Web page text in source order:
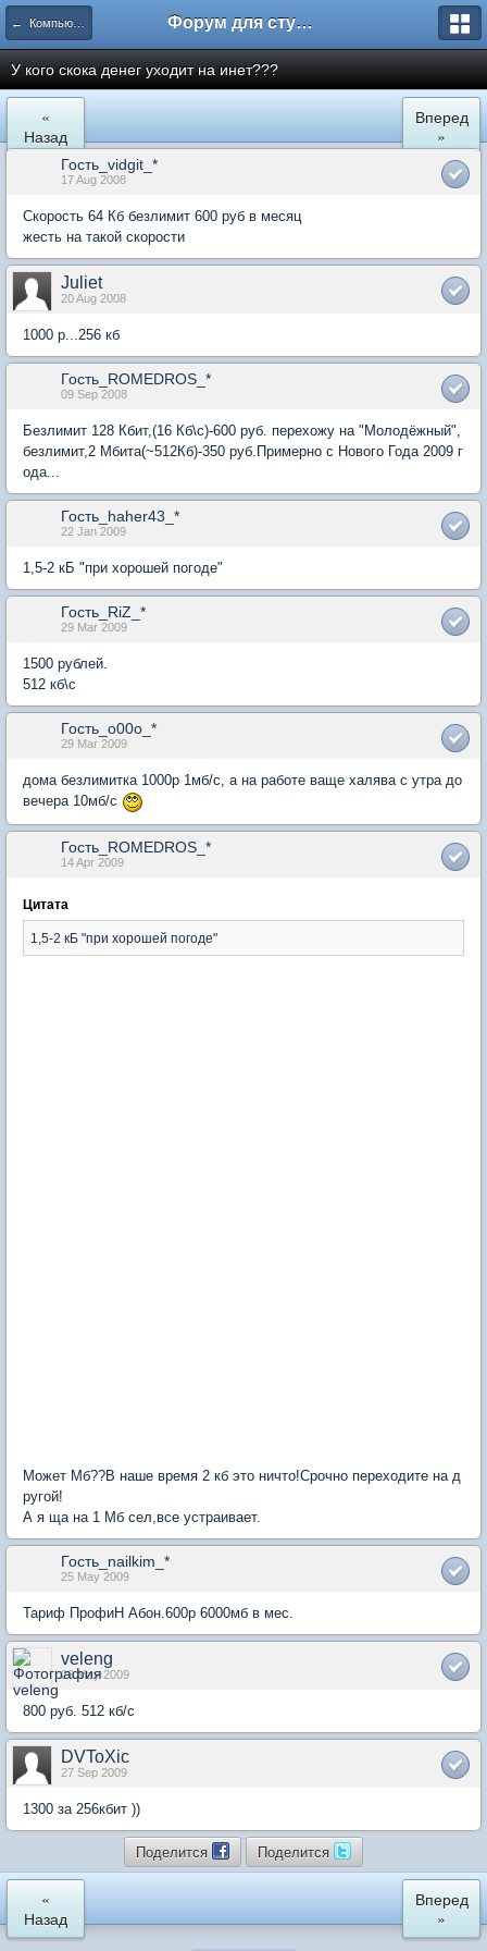
← Компьютеры и Интернет Форум для студента СГА
У кого скока денег уходит на инет???
«
Назад
Вперед
»
Гость_vidgit_*
17 Aug 2008
Скорость 64 Кб безлимит 600 руб в месяц
жесть на такой скорости
Juliet
20 Aug 2008
1000 р...256 кб
Гость_ROMEDROS_*
09 Sep 2008
Безлимит 128 Кбит,(16 Кб\с)-600 руб. перехожу на "Молодёжный",
безлимит,2 Мбита(~512Кб)-350 руб.Примерно с Нового Года 2009 г
ода...
Гость_haher43_*
22 Jan 2009
1,5-2 кБ "при хорошей погоде"
Гость_RiZ_*
29 Mar 2009
1500 рублей.
512 кб\с
Гость_o00o_*
29 Mar 2009
дома безлимитка 1000р 1мб/с, а на работе ваще халява с утра до
вечера 10мб/с
Гость_ROMEDROS_*
14 Apr 2009
Цитата
1,5-2 кБ "при хорошей погоде"
Может Мб??В наше время 2 кб это ничто!Срочно переходите на д
ругой!
А я ща на 1 Мб сел,все устраивает.
Гость_nailkim_*
25 May 2009
Тариф ПрофиН Абон.600р 6000мб в мес.
veleng
26 May 2009
800 руб. 512 кб/с
DVToXic
27 Sep 2009
1300 за 256кбит ))
Поделится Поделится
«
Назад
Вперед
»